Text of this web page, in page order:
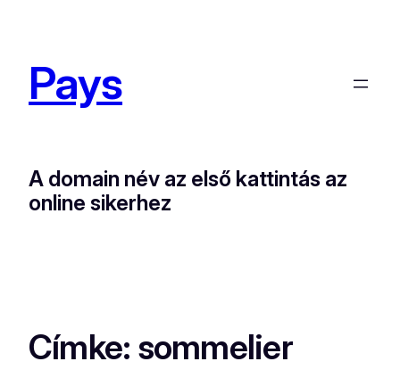
Pays
A domain név az első kattintás az
online sikerhez
Címke: sommelier